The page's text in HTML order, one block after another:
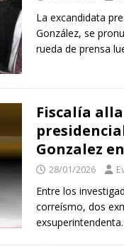
La excandidata
González, se
rueda de prensa
Fiscalía
Gonzalez
28/01/2026
Entre los
correísmo, dos
exsuperintendenta.